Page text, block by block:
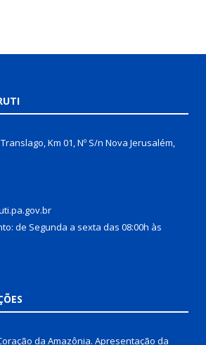
Km 01, Nº S/n Nova Jerusalém,
de Segunda a sexta das 08:00h às
Coração da Amazônia. Apresentação da